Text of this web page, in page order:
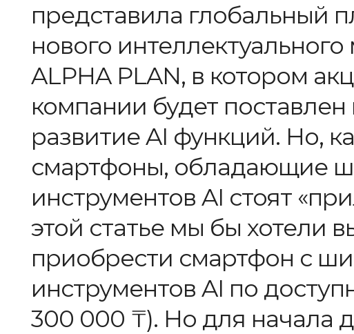
представила глобальный
нового
ALPHA PLAN, в котором
компании будет
развитие AI функций. Но,
смартфоны, обладающие
инструментов AI стоят
этой статье мы бы хотели
приобрести смартфон с
инструментов AI по
300 000 ₸). Но для начала